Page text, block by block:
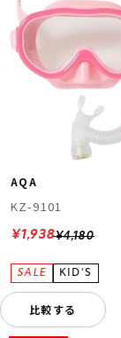
AQA
KZ-9101
¥4,180
¥1,938
比較する